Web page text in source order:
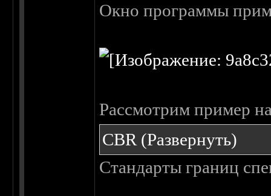
Окно программы
Рассмотрим пример
CBR (Развернуть)
Стандарты границ